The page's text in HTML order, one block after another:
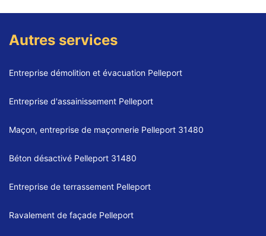
Autres services
Entreprise démolition et évacuation Pelleport
Entreprise d'assainissement Pelleport
Maçon, entreprise de maçonnerie Pelleport 31480
Béton désactivé Pelleport 31480
Entreprise de terrassement Pelleport
Ravalement de façade Pelleport